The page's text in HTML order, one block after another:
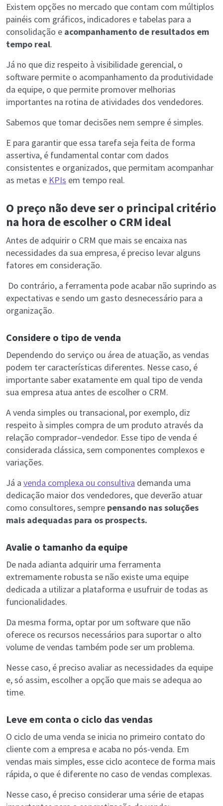
Existem opções no mercado que contam com múltiplos
painéis com gráficos, indicadores e tabelas para a
consolidação e acompanhamento de resultados em
tempo real.
Já no que diz respeito à visibilidade gerencial, o
software permite o acompanhamento da produtividade
da equipe, o que permite promover melhorias
importantes na rotina de atividades dos vendedores.
Sabemos que tomar decisões nem sempre é simples.
E para garantir que essa tarefa seja feita de forma
assertiva, é fundamental contar com dados
consistentes e organizados, que permitam acompanhar
as metas e KPIs em tempo real.
O preço não deve ser o principal critério
na hora de escolher o CRM ideal
Antes de adquirir o CRM que mais se encaixa nas
necessidades da sua empresa, é preciso levar alguns
fatores em consideração.
Do contrário, a ferramenta pode acabar não suprindo as
expectativas e sendo um gasto desnecessário para a
organização.
Considere o tipo de venda
Dependendo do serviço ou área de atuação, as vendas
podem ter características diferentes. Nesse caso, é
importante saber exatamente em qual tipo de venda
sua empresa atua antes de escolher o CRM.
A venda simples ou transacional, por exemplo, diz
respeito à simples compra de um produto através da
relação comprador–vendedor. Esse tipo de venda é
considerada clássica, sem componentes complexos e
variações.
Já a venda complexa ou consultiva demanda uma
dedicação maior dos vendedores, que deverão atuar
como consultores, sempre pensando nas soluções
mais adequadas para os prospects.
Avalie o tamanho da equipe
De nada adianta adquirir uma ferramenta
extremamente robusta se não existe uma equipe
dedicada a utilizar a plataforma e usufruir de todas as
funcionalidades.
Da mesma forma, optar por um software que não
oferece os recursos necessários para suportar o alto
volume de vendas também pode ser um problema.
Nesse caso, é preciso avaliar as necessidades da equipe
e, só assim, escolher a opção que mais se adequa ao
time.
Leve em conta o ciclo das vendas
O ciclo de uma venda se inicia no primeiro contato do
cliente com a empresa e acaba no pós-venda. Em
vendas mais simples, esse ciclo acontece de forma mais
rápida, o que é diferente no caso de vendas complexas.
Nesse caso, é preciso considerar uma série de etapas